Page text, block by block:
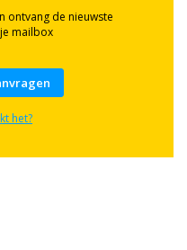
ontvang de nieuwste
mailbox
het?